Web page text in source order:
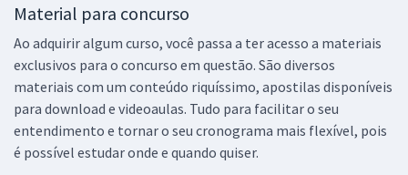
Material para concurso
Ao adquirir algum curso, você passa a ter acesso a materiais
exclusivos para o concurso em questão. São diversos
materiais com um conteúdo riquíssimo, apostilas disponíveis
para download e videoaulas. Tudo para facilitar o seu
entendimento e tornar o seu cronograma mais flexível, pois
é possível estudar onde e quando quiser.